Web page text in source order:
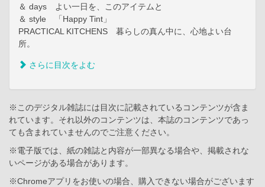
＆ days よい一日を、このアイテムと
＆ style 「Happy Tint」
PRACTICAL KITCHENS 暮らしの真ん中に、心地よい台
所。
さらに目次をよむ
※このデジタル雑誌には目次に記載されているコンテンツが含ま
れています。それ以外のコンテンツは、本誌のコンテンツであっ
ても含まれていませんのでご注意ください。
※電子版では、紙の雑誌と内容が一部異なる場合や、掲載されな
いページがある場合があります。
※Chromeアプリをお使いの場合、購入できない場合がございます